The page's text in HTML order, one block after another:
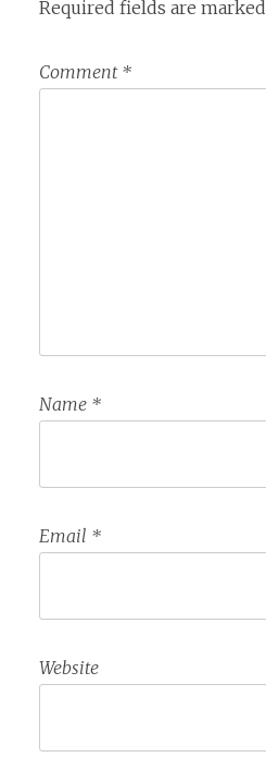
Required fields are marked
Comment *
Name *
Email *
Website